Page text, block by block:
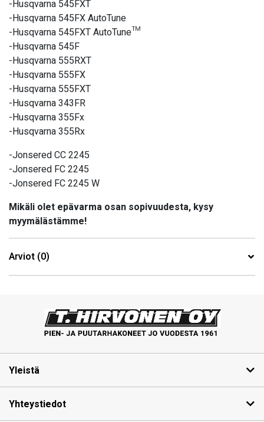
-Husqvarna 545FXT
-Husqvarna 545FX AutoTune
-Husqvarna 545FXT AutoTune™
-Husqvarna 545F
-Husqvarna 555RXT
-Husqvarna 555FX
-Husqvarna 555FXT
-Husqvarna 343FR
-Husqvarna 355Fx
-Husqvarna 355Rx
-Jonsered CC 2245
-Jonsered FC 2245
-Jonsered FC 2245 W
Mikäli olet epävarma osan sopivuudesta, kysy
myymälästämme!
Arviot (0)
Yleistä
Yhteystiedot